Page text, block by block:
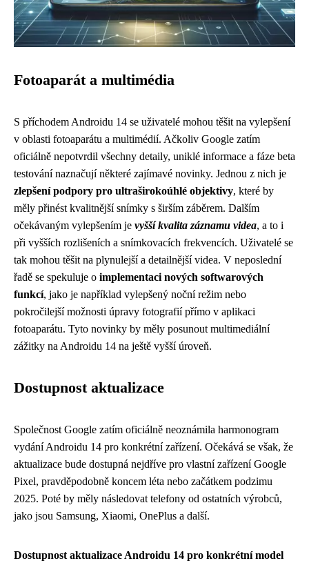
Fotoaparát a multimédia
S příchodem Androidu 14 se uživatelé mohou těšit na vylepšení
v oblasti fotoaparátu a multimédií. Ačkoliv Google zatím
oficiálně nepotvrdil všechny detaily, uniklé informace a fáze beta
testování naznačují některé zajímavé novinky. Jednou z nich je
zlepšení podpory pro ultraširokoúhlé objektivy, které by
měly přinést kvalitnější snímky s širším záběrem. Dalším
očekávaným vylepšením je vyšší kvalita záznamu videa, a to i
při vyšších rozlišeních a snímkovacích frekvencích. Uživatelé se
tak mohou těšit na plynulejší a detailnější videa. V neposlední
řadě se spekuluje o implementaci nových softwarových
funkcí, jako je například vylepšený noční režim nebo
pokročilejší možnosti úpravy fotografií přímo v aplikaci
fotoaparátu. Tyto novinky by měly posunout multimediální
zážitky na Androidu 14 na ještě vyšší úroveň.
Dostupnost aktualizace
Společnost Google zatím oficiálně neoznámila harmonogram
vydání Androidu 14 pro konkrétní zařízení. Očekává se však, že
aktualizace bude dostupná nejdříve pro vlastní zařízení Google
Pixel, pravděpodobně koncem léta nebo začátkem podzimu
2025. Poté by měly následovat telefony od ostatních výrobců,
jako jsou Samsung, Xiaomi, OnePlus a další.
Dostupnost aktualizace Androidu 14 pro konkrétní model